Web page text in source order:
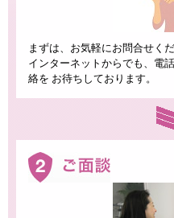
まずは、お気軽にお問合せくだ
インターネットからでも、電
絡を お待ちしております。